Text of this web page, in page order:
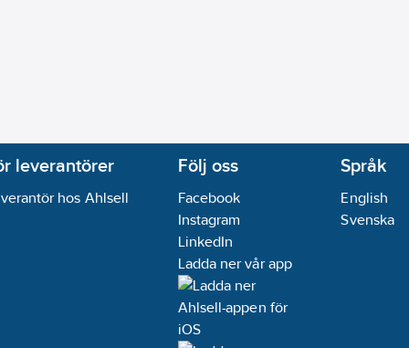
leverantörer
hos Ahlsell
Följ oss
Facebook
Instagram
LinkedIn
Ladda ner vår app
Språk
English
Svenska